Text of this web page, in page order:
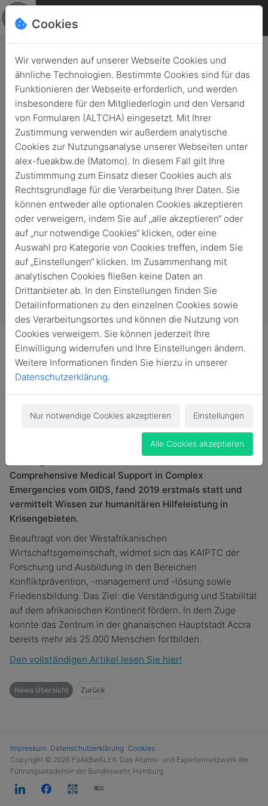
GIDS unterstützt am Golf von
Guinea: Flottillenarzt Dr.
Christian Haggenmiller bereitet
auf komplexe Notlagen vor
Zurück 30. Juli 2021
komplexen Notlagen gestaltet und begleitet. Der
wissenschaftliche Mitarbeiter des GIDS unterstützte in
Ghana am Kofi Annan International Peacekeeping
Comprehensive Medical Support in Complex
Emergencies vom GIDS, fand 2019 erstmals statt und
vermittelt Wissen zur humanitären Hilfeleistung in
Krisengebieten.
Beauftragt von der Westafrikanischen
Wirtschaftsgemeinschaft, widmet sich das KAIPTC der
Forschung und Ausbildung in den Bereichen
Konfliktprävention, -management und -lösung sowie
Friedensbildung. Das Ziel: die Verständigung und Stabilität
auf dem afrikanischen Kontinent fördern. In dem Zuge
konnte das Zentrum in der ghanaischen Hauptstadt Accra
bereits mehr als 25.000 Menschen fortbilden.
Den vollständigen Artikel lesen Sie hier!
News Übersicht Zurück
Cookies
Wir verwenden auf unserer Webseite Cookies und
ähnliche Technologien. Bestimmte Cookies sind für das
Funktionieren der Webseite erforderlich, und werden
insbesondere für den Mitgliederlogin und den Versand
von Formularen (ALTCHA) eingesetzt. Mit Ihrer
Zustimmung verwenden wir außerdem analytische
Cookies zur Nutzungsanalyse unserer Webseiten unter
alex-fueakbw.de (Matomo). In diesem Fall gilt Ihre
Zustimmmung zum Einsatz dieser Cookies auch als
Rechtsgrundlage für die Verarbeitung Ihrer Daten. Sie
können entweder alle optionalen Cookies akzeptieren
oder verweigern, indem Sie auf „alle akzeptieren“ oder
auf „nur notwendige Cookies“ klicken, oder eine
Auswahl pro Kategorie von Cookies treffen, indem Sie
auf „Einstellungen“ klicken. Im Zusammenhang mit
analytischen Cookies fließen keine Daten an
Drittanbieter ab. In den Einstellungen finden Sie
Detailinformationen zu den einzelnen Cookies sowie
des Verarbeitungsortes und können die Nutzung von
Cookies verweigern. Sie können jederzeit Ihre
Einwilligung widerrufen und Ihre Einstellungen ändern.
Weitere Informationen finden Sie hierzu in unserer
Datenschutzerklärung.
Nur notwendige Cookies akzeptieren Einstellungen
Alle Cookies akzeptieren
Impressum Datenschutzerklärung Cookies
Copyright © 2026 FüAkBwALEX: Das Alumni- und Expertennetzwerk der
Führungsakademie der Bundeswehr, Hamburg